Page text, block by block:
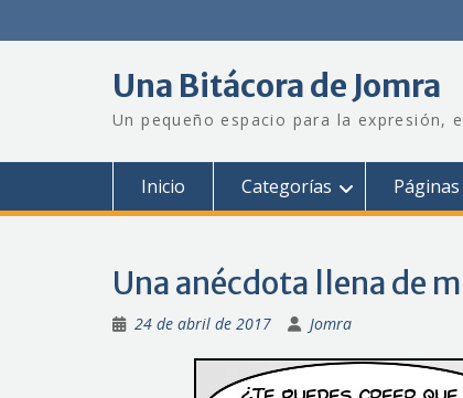
Una Bitácora de Jomra
Un pequeño espacio para la expresión,
Inicio Categorías Páginas
Una anécdota llena de
24 de abril de 2017 Jomra